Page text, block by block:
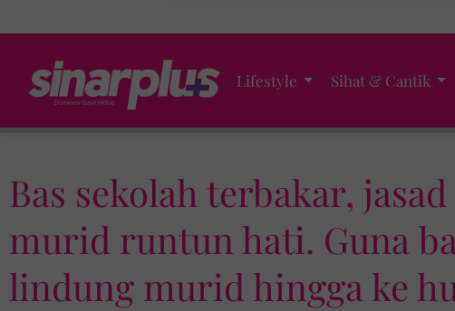
Lifestyle Sihat & Cantik
Bas sekolah terbakar,
murid runtun hati. Guna
lindung murid hingga ke